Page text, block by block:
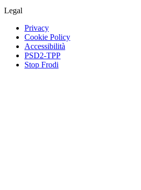
Legal
Privacy
Cookie Policy
Accessibilità
PSD2-TPP
Stop Frodi